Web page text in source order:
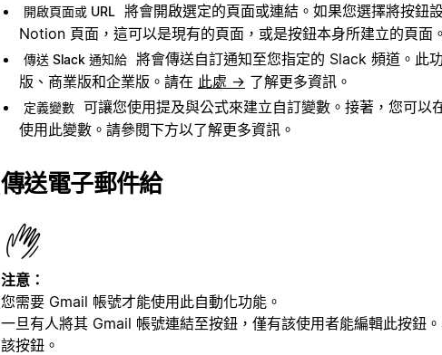
開啟頁面或 URL 將會開啟選定的頁面或連結。如果您選擇將按鈕
Notion 頁面，這可以是現有的頁面，或是按鈕本身所建立的頁面。
傳送 Slack 通知給 將會傳送自訂通知至您指定的 Slack 頻道。此
版、商業版和企業版。請在 此處 → 了解更多資訊。
定義變數 可讓您使用提及與公式來建立自訂變數。接著，您可以
使用此變數。請參閱下方以了解更多資訊。
傳送電子郵件給
注意：
您需要 Gmail 帳號才能使用此自動化功能。
一旦有人將其 Gmail 帳號連結至按鈕，僅有該使用者能編輯此按鈕
該按鈕。